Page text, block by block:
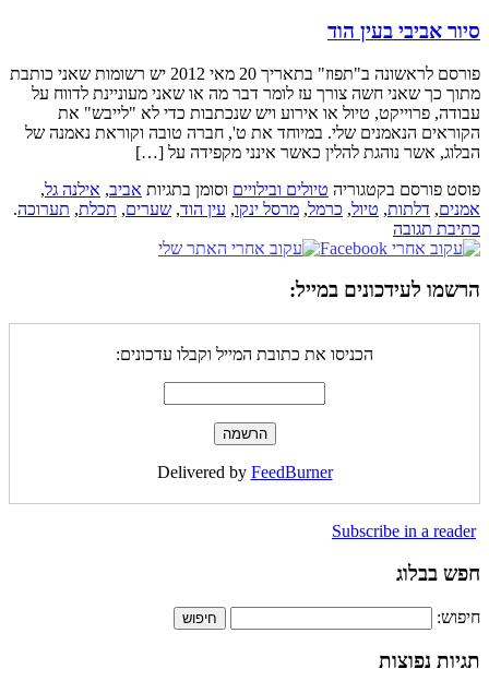
סיור אביבי בעין הוד
פורסם לראשונה ב"תפוז" בתאריך 20 מאי 2012 יש רשומות שאני כותבת
מתוך כך שאני חשה צורך עז לומר דבר מה או שאני מעוניינת לדווח על
עבודה, פרוייקט, טיול או אירוע ויש שנכתבות כדי לא "לייבש" את
הקוראים הנאמנים שלי. במיוחד את ט', חברה טובה וקוראת נאמנה של
הבלוג, אשר נוהגת להלין כאשר אינני מקפידה על […]
פוסט פורסם בקטגוריהטיולים ובילוייםוסומן בתגיותאביב,אילנה גל,
אמנים,דלתות,טיול,כרמל,מרסל ינקו,עין הוד,שערים,תכלת,תערוכה.
כתיבת תגובה
הרשמו לעידכונים במייל:
הכניסו את כתובת המייל וקבלו עדכונים:
Delivered byFeedBurner
Subscribe in a reader
חפש בבלוג
חיפוש:
תגיות נפוצות